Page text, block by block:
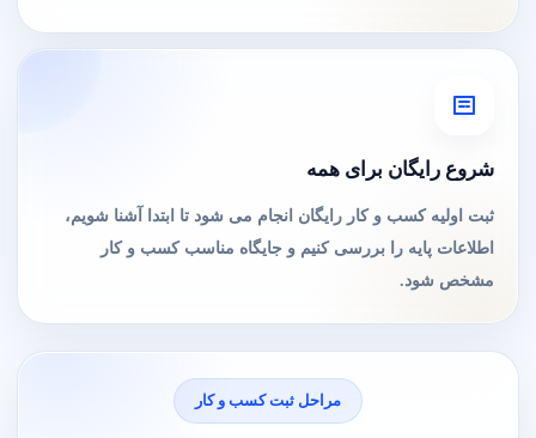
شروع رایگان برای همه
ثبت اولیه کسب و کار رایگان انجام می شود تا ابتدا آشنا شویم،
اطلاعات پایه را بررسی کنیم و جایگاه مناسب کسب و کار
مشخص شود.
مراحل ثبت کسب و کار